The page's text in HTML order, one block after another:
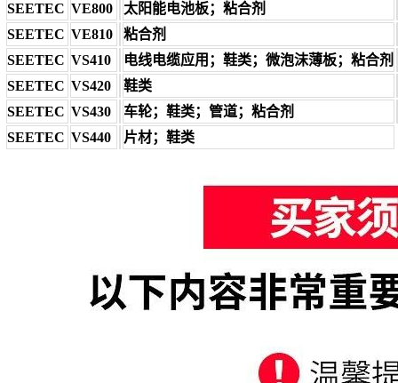
SEETEC VE800
太阳能电池板；粘合剂
SEETEC VE810
粘合剂
SEETEC VS410
电线电缆应用；鞋类；微泡沫薄板；粘合剂
SEETEC VS420
鞋类
SEETEC VS430
车轮；鞋类；管道；粘合剂
SEETEC VS440 片材；鞋类